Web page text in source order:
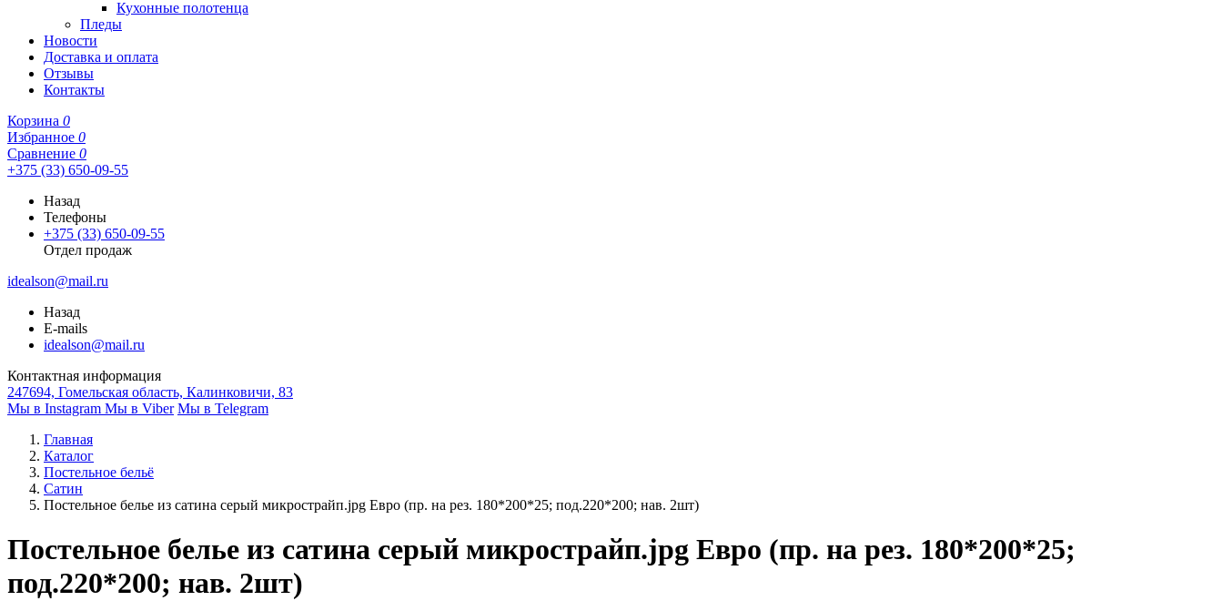
Кухонные полотенца
Пледы
Новости
Доставка и оплата
Отзывы
Контакты
Корзина 0
Избранное 0
Сравнение 0
+375 (33) 650-09-55
Назад
Телефоны
+375 (33) 650-09-55
Отдел продаж
idealson@mail.ru
Назад
E-mails
idealson@mail.ru
Контактная информация
247694, Гомельская область, Калинковичи, 83
Мы в Instagram Мы в Viber Мы в Telegram
Главная
Каталог
Постельное бельё
Сатин
Постельное белье из сатина серый микрострайп.jpg Евро (пр. на рез. 180*200*25; под.220*200; нав. 2шт)
Постельное белье из сатина серый микрострайп.jpg Евро (пр. на рез. 180*200*25;
под.220*200; нав. 2шт)